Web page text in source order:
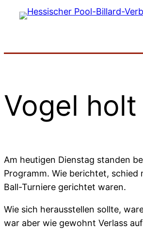
Zum
Vogel
Am heutigen Dienstag standen
Programm. Wie berichtet, schied
Ball-Turniere gerichtet waren.
Wie sich herausstellen sollte,
war aber wie gewohnt Verlass